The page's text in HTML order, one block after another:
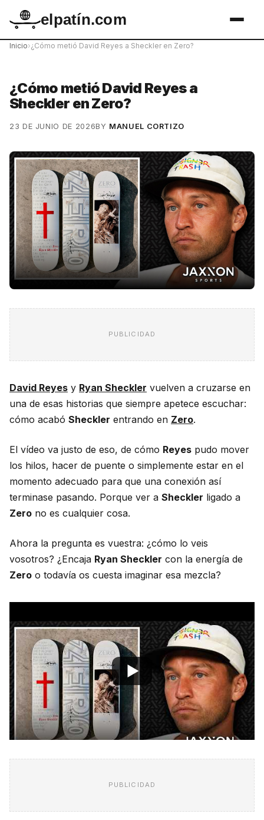
elpatín.com
Inicio›¿Cómo metió David Reyes a Sheckler en Zero?
¿Cómo metió David Reyes a
Sheckler en Zero?
23 DE JUNIO DE 2026BY MANUEL CORTIZO
PUBLICIDAD
David Reyes y Ryan Sheckler vuelven a cruzarse en
una de esas historias que siempre apetece escuchar:
cómo acabó Sheckler entrando en Zero.
El vídeo va justo de eso, de cómo Reyes pudo mover
los hilos, hacer de puente o simplemente estar en el
momento adecuado para que una conexión así
terminase pasando. Porque ver a Sheckler ligado a
Zero no es cualquier cosa.
Ahora la pregunta es vuestra: ¿cómo lo veis
vosotros? ¿Encaja Ryan Sheckler con la energía de
Zero o todavía os cuesta imaginar esa mezcla?
PUBLICIDAD